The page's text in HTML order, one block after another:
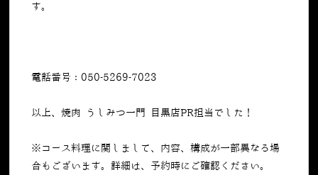
す。
電話番号：050-5269-7023
以上、焼肉 うしみつ一門 目黒店PR担当でした！
※コース料理に関しまして、内容、構成が一部異なる場
合もございます。詳細は、予約時にご確認ください。